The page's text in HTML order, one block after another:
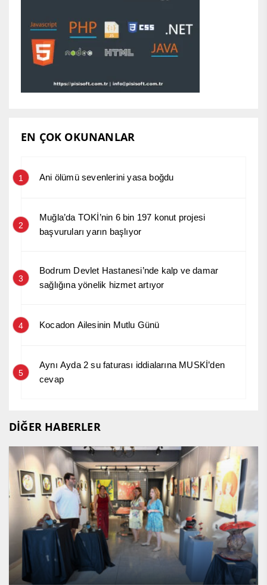
EN ÇOK OKUNANLAR
1 Ani ölümü sevenlerini yasa boğdu
2
Muğla’da TOKİ’nin 6 bin 197 konut projesi
başvuruları yarın başlıyor
3
Bodrum Devlet Hastanesi’nde kalp ve damar
sağlığına yönelik hizmet artıyor
4 Kocadon Ailesinin Mutlu Günü
5
Aynı Ayda 2 su faturası iddialarına MUSKİ’den
cevap
DİĞER HABERLER